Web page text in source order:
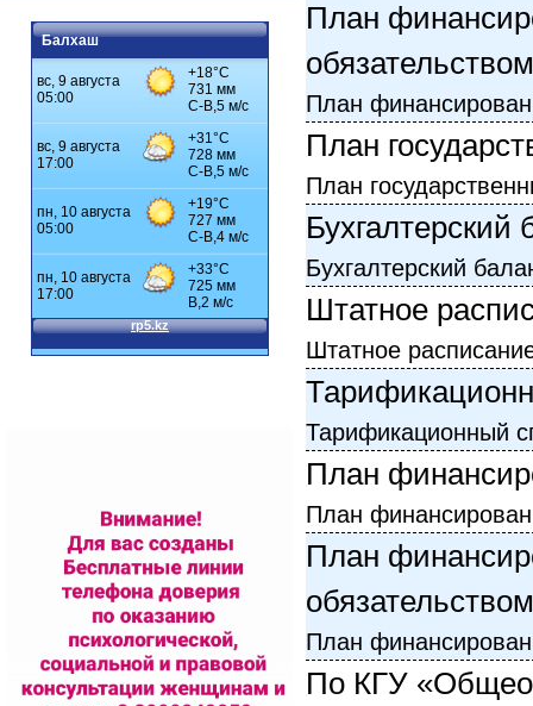
Балхаш
План
обязательством
План
План
План
Бухгалтерский
Бухгалтерский
Штатное
Штатное
Тарификационный
План
План
План
обязательством
План
По КГУ